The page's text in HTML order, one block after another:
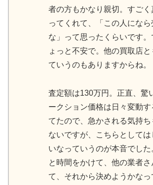
者の方もかなり親切。すご
ってくれて、「この人にな
な」って思ったくらいです
ょっと不安で。他の買取店
ていうのもありますからね。
査定額は130万円。正直、驚
ークション価格は日々変動
てたので、急かされる気持
ないですが、こちらとして
いなっていうのが本音でし
と時間をかけて、他の業者
て、それから決めようかなっ